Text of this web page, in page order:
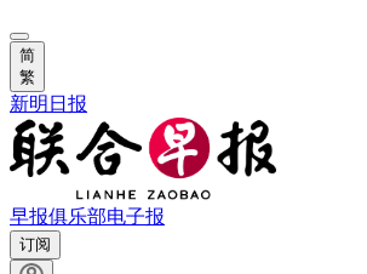
简
繁
新明日报
早报俱乐部电子报
订阅